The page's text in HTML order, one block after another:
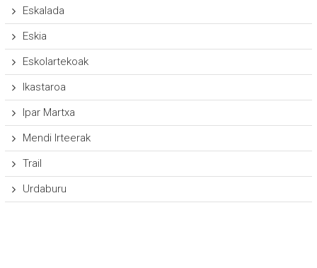
Eskalada
Eskia
Eskolartekoak
Ikastaroa
Ipar Martxa
Mendi Irteerak
Trail
Urdaburu